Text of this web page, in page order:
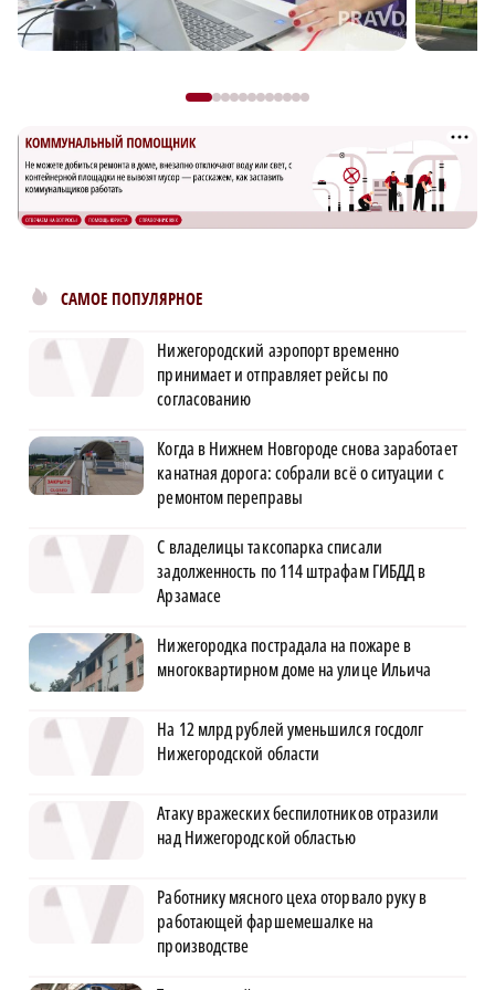
САМОЕ ПОПУЛЯРНОЕ
Нижегородский аэропорт временно
принимает и отправляет рейсы по
согласованию
Когда в Нижнем Новгороде снова заработает
канатная дорога: собрали всё о ситуации с
ремонтом переправы
С владелицы таксопарка списали
задолженность по 114 штрафам ГИБДД в
Арзамасе
Нижегородка пострадала на пожаре в
многоквартирном доме на улице Ильича
На 12 млрд рублей уменьшился госдолг
Нижегородской области
Атаку вражеских беспилотников отразили
над Нижегородской областью
Работнику мясного цеха оторвало руку в
работающей фаршемешалке на
производстве